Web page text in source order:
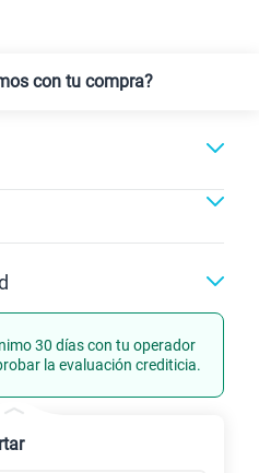
con tu compra?
Portabilidad
30 días con tu operador
la evaluación crediticia.